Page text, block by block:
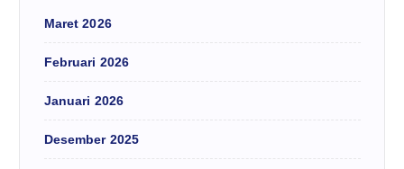
Maret 2026
Februari 2026
Januari 2026
Desember 2025